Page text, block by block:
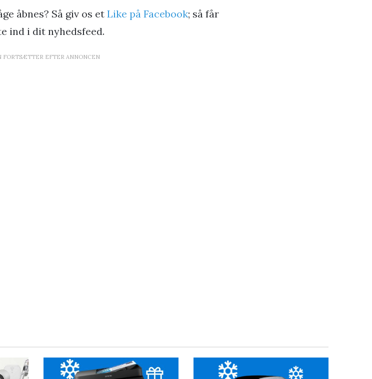
åbnes? Så giv os et Like på Facebook; så får
ind i dit nyhedsfeed.
FORTSÆTTER EFTER ANNONCEN